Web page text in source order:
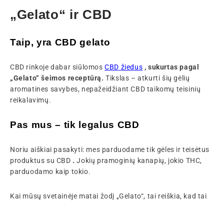
„Gelato“ ir CBD
Taip, yra CBD gelato
CBD rinkoje dabar siūlomosCBD žiedus , sukurtas pagal
„Gelato“ šeimos receptūrą.Tikslas – atkurti šių gėlių
aromatines savybes, nepažeidžiant CBD taikomų teisinių
reikalavimų.
Pas mus – tik legalus CBD
Noriu aiškiai pasakyti: mes parduodame tik gėles ir teisėtus
produktus su CBD .Jokių pramoginių kanapių, jokio THC,
parduodamo kaip tokio.
Kai mūsų svetainėje matai žodį „Gelato“, tai reiškia, kad tai